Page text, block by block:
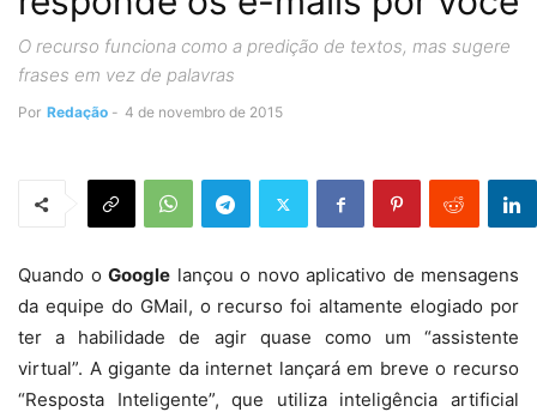
O recurso funciona como a predição de textos, mas sugere
frases em vez de palavras
Por Redação - 4 de novembro de 2015
Quando o Google lançou o novo aplicativo de mensagens
da equipe do GMail, o recurso foi altamente elogiado por
ter a habilidade de agir quase como um “assistente
virtual”. A gigante da internet lançará em breve o recurso
“Resposta Inteligente”, que utiliza inteligência artificial